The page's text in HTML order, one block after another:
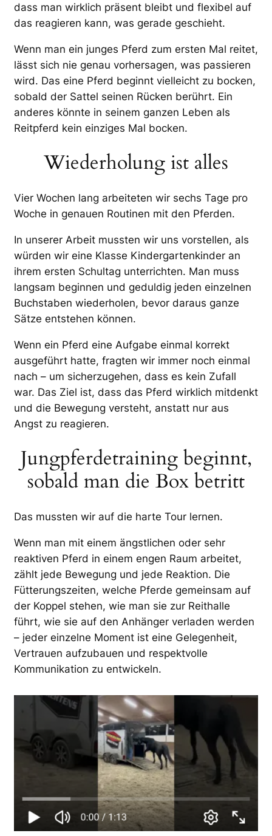
dass man wirklich präsent bleibt und flexibel auf
das reagieren kann, was gerade geschieht.
Wenn man ein junges Pferd zum ersten Mal reitet,
lässt sich nie genau vorhersagen, was passieren
wird. Das eine Pferd beginnt vielleicht zu bocken,
sobald der Sattel seinen Rücken berührt. Ein
anderes könnte in seinem ganzen Leben als
Reitpferd kein einziges Mal bocken.
Wiederholung ist alles
Vier Wochen lang arbeiteten wir sechs Tage pro
Woche in genauen Routinen mit den Pferden.
In unserer Arbeit mussten wir uns vorstellen, als
würden wir eine Klasse Kindergartenkinder an
ihrem ersten Schultag unterrichten. Man muss
langsam beginnen und geduldig jeden einzelnen
Buchstaben wiederholen, bevor daraus ganze
Sätze entstehen können.
Wenn ein Pferd eine Aufgabe einmal korrekt
ausgeführt hatte, fragten wir immer noch einmal
nach – um sicherzugehen, dass es kein Zufall
war. Das Ziel ist, dass das Pferd wirklich mitdenkt
und die Bewegung versteht, anstatt nur aus
Angst zu reagieren.
Jungpferdetraining beginnt,
sobald man die Box betritt
Das mussten wir auf die harte Tour lernen.
Wenn man mit einem ängstlichen oder sehr
reaktiven Pferd in einem engen Raum arbeitet,
zählt jede Bewegung und jede Reaktion. Die
Fütterungszeiten, welche Pferde gemeinsam auf
der Koppel stehen, wie man sie zur Reithalle
führt, wie sie auf den Anhänger verladen werden
– jeder einzelne Moment ist eine Gelegenheit,
Vertrauen aufzubauen und respektvolle
Kommunikation zu entwickeln.